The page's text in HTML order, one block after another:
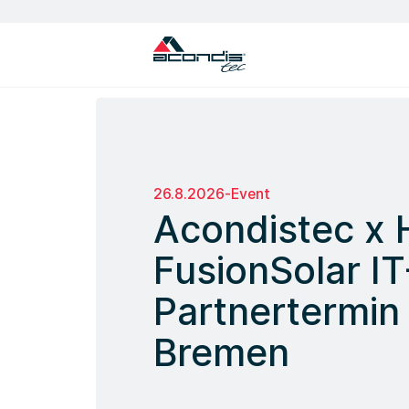
26.8.2026-Event
Acondistec x
FusionSolar
Partnertermin
Bremen